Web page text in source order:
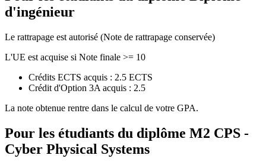
d'ingénieur
Le rattrapage est autorisé (Note de rattrapage conservée)
L'UE est acquise si Note finale >= 10
Crédits ECTS acquis : 2.5 ECTS
Crédit d'Option 3A acquis : 2.5
La note obtenue rentre dans le calcul de votre GPA.
Pour les étudiants du diplôme M2 CPS -
Cyber Physical Systems